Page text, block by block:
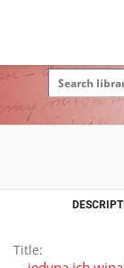
Title: